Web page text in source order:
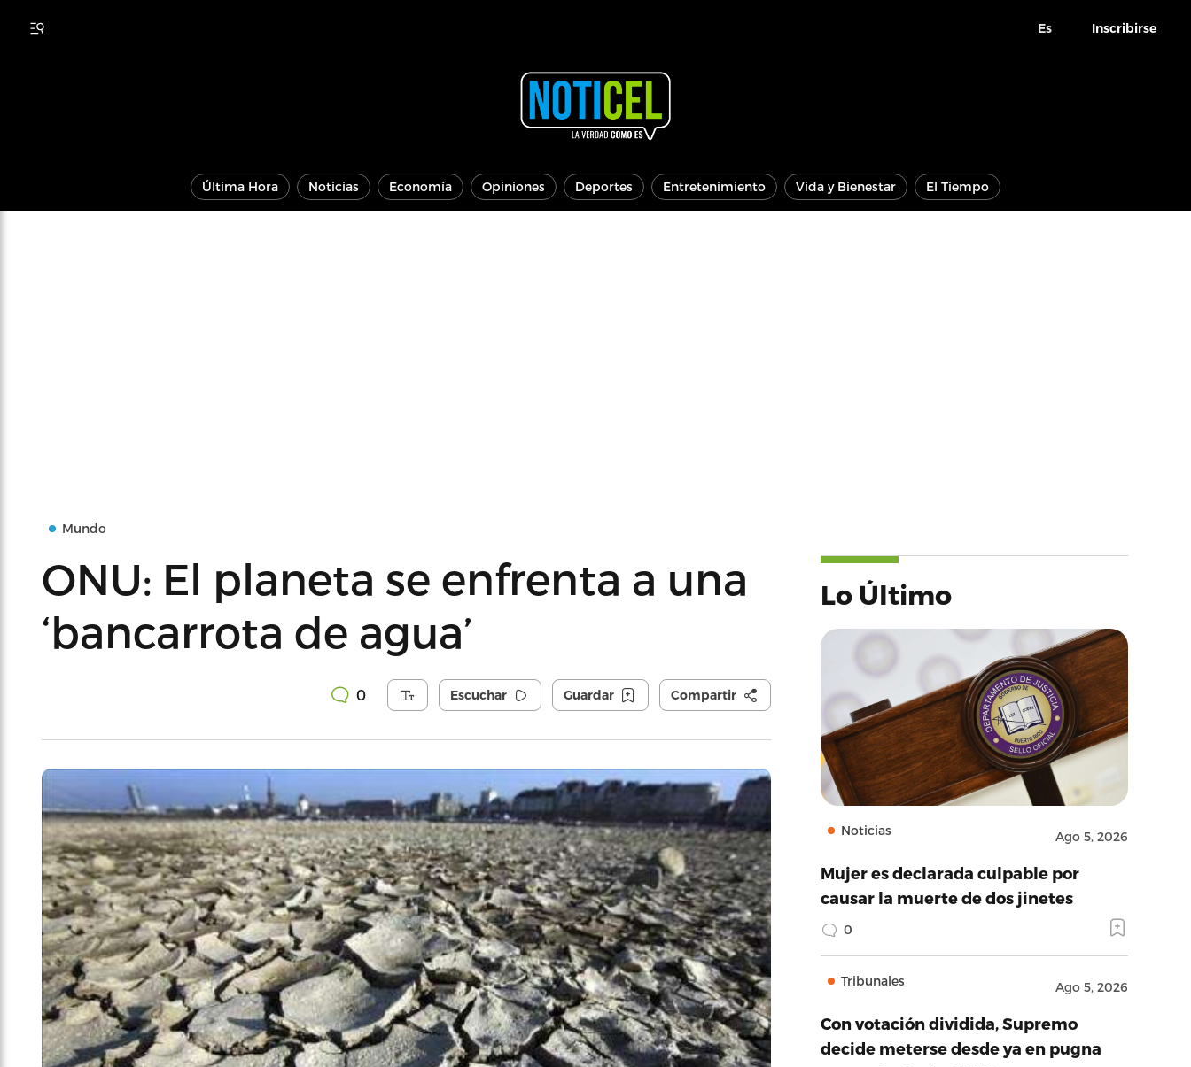
Es Inscribirse
Última Hora Noticias Economía Opiniones Deportes Entretenimiento Vida y Bienestar El Tiempo
Mundo
ONU: El planeta se enfrenta a una
‘bancarrota de agua’
0 Escuchar Guardar Compartir
Lo Último
Noticias Ago 5, 2026
Mujer es declarada culpable por
causar la muerte de dos jinetes
0
Tribunales Ago 5, 2026
Con votación dividida, Supremo
decide meterse desde ya en pugna